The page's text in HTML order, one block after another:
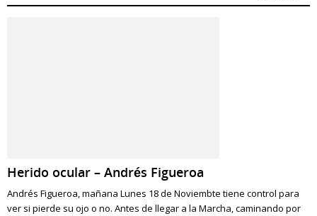
Herido ocular – Andrés Figueroa
Andrés Figueroa, mañana Lunes 18 de Noviembte tiene control para
ver si pierde su ojo o no. Antes de llegar a la Marcha, caminando por